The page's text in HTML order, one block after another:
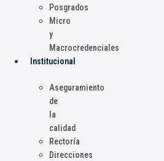
Posgrados
Micro
y
Macrocredenciales
Institucional
Aseguramiento
de
la
calidad
Rectoría
Direcciones